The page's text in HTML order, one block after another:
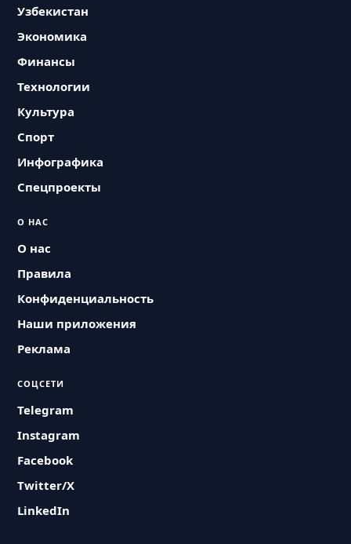
Узбекистан
Экономика
Финансы
Технологии
Культура
Спорт
Инфографика
Спецпроекты
О НАС
О нас
Правила
Конфиденциальность
Наши приложения
Реклама
СОЦСЕТИ
Telegram
Instagram
Facebook
Twitter/X
LinkedIn